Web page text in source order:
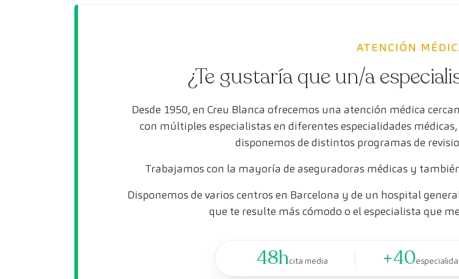
ATENCIÓN
¿Te gustaría que un/a
Desde 1950, en Creu Blanca ofrecemos una atención médica
con múltiples especialistas en diferentes especialidades
disponemos de distintos programas de
Trabajamos con la mayoría de aseguradoras médicas y
Disponemos de varios centros en Barcelona y de un hospital
que te resulte más cómodo o el especialista que
48hcita media +40